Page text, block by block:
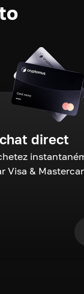
direct
Visa &